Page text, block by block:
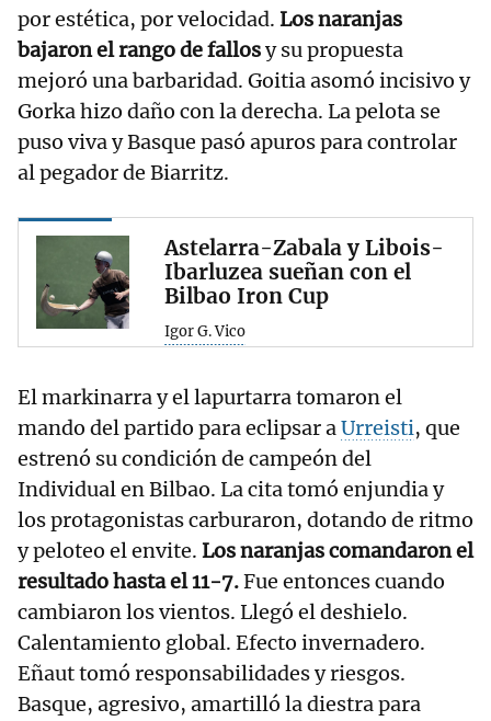
por estética, por velocidad. Los naranjas
bajaron el rango de fallosy su propuesta
mejoró una barbaridad. Goitia asomó incisivo y
Gorka hizo daño con la derecha. La pelota se
puso viva y Basque pasó apuros para controlar
al pegador de Biarritz.
Astelarra-Zabala y Libois-
Ibarluzea sueñan con el
Bilbao Iron Cup
Igor G. Vico
El markinarra y el lapurtarra tomaron el
mando del partido para eclipsar aUrreisti, que
estrenó su condición de campeón del
Individual en Bilbao. La cita tomó enjundia y
los protagonistas carburaron, dotando de ritmo
y peloteo el envite. Los naranjas comandaron el
resultado hasta el 11-7.Fue entonces cuando
cambiaron los vientos. Llegó el deshielo.
Calentamiento global. Efecto invernadero.
Eñaut tomó responsabilidades y riesgos.
Basque, agresivo, amartilló la diestra para